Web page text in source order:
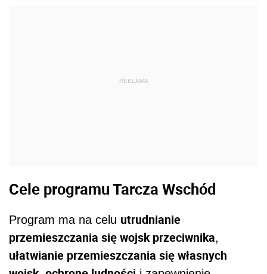
REKLAMA
Cele programu Tarcza Wschód
Program ma na celu utrudnianie
przemieszczania się wojsk przeciwnika,
ułatwianie przemieszczania się własnych